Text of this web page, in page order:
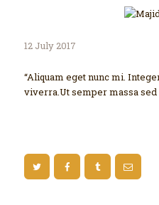
12 July 2017
“Aliquam eget nunc mi.
viverra.Ut semper massa